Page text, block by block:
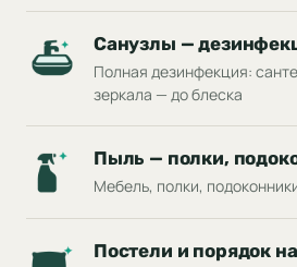
Санузлы —
Полная дезинфекция:
зеркала — до блеска
Пыль — полки,
Мебель, полки,
Постели и порядок